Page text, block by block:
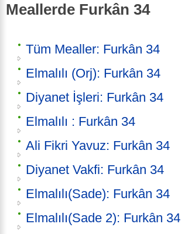
Meallerde Furkân 34
Tüm Mealler: Furkân 34
Elmalılı (Orj): Furkân 34
Diyanet İşleri: Furkân 34
Elmalılı : Furkân 34
Ali Fikri Yavuz: Furkân 34
Diyanet Vakfi: Furkân 34
Elmalılı(Sade): Furkân 34
Elmalılı(Sade 2): Furkân 34